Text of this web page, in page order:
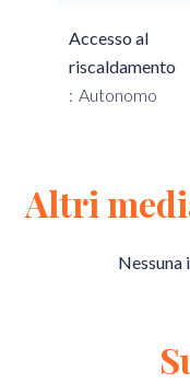
Accesso al
riscaldamento
Autonomo
Altri